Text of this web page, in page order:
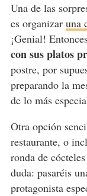
Una de las
es organizar una
¡Genial!
con sus platos
postre, por
preparando la
de lo más
Otra opción
restaurante, o
ronda de
duda: pasaréis
protagonista